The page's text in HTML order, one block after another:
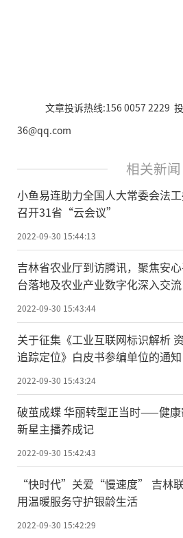
文章投诉热线:156 0057 2229
36@qq.com
相关新闻
小鱼易连助力全国人大常委会法
召开31省“云会议”
2022-09-30 15:44:13
吉林省农业厅到访腾讯，聚焦安
台落地及农业产业数字化深入交流
2022-09-30 15:43:44
关于征集《工业互联网标识解析
追踪定位》白皮书参编单位的通知
2022-09-30 15:43:24
破茧成蝶 华丽转型正当时——健康
新星主播养成记
2022-09-30 15:42:43
“快时代”关爱“慢速度” 吉林
用温暖服务守护银龄生活
2022-09-30 15:42:29